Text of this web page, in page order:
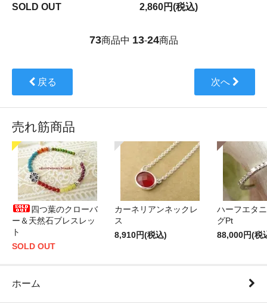
SOLD OUT
2,860円(税込)
73商品中 13-24商品
戻る 次へ
売れ筋商品
四つ葉のクローバ
ー＆天然石ブレスレッ
ト
SOLD OUT
カーネリアンネックレ
ス
8,910円(税込)
ハーフエタ
グPt
88,000円(税
ホーム